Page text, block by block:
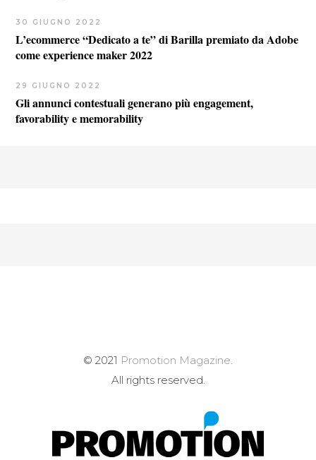
30 GIUGNO 2022
L’ecommerce “Dedicato a te” di Barilla premiato da Adobe
come experience maker 2022
29 GIUGNO 2022
Gli annunci contestuali generano più engagement,
favorability e memorability
© 2021 Promotion Magazine.
All rights reserved.